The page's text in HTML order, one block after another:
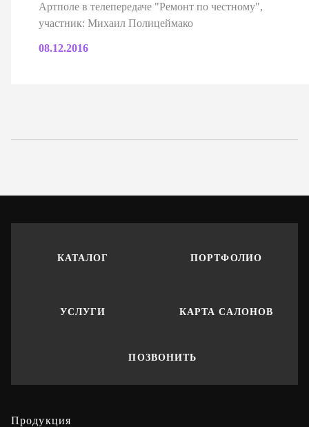
Артполе в телепередаче "Ремонт по честному",
участник: Михаил Полицеймако
08.12.2016
КАТАЛОГ ПОРТФОЛИО
УСЛУГИ КАРТА САЛОНОВ
ПОЗВОНИТЬ
Продукция